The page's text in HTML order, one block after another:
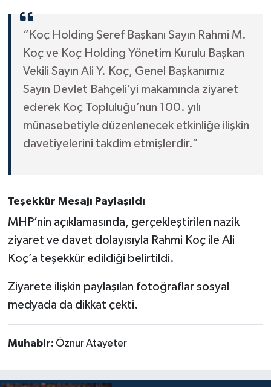
“Koç Holding Şeref Başkanı Sayın Rahmi M.
Koç ve Koç Holding Yönetim Kurulu Başkan
Vekili Sayın Ali Y. Koç, Genel Başkanımız
Sayın Devlet Bahçeli’yi makamında ziyaret
ederek Koç Topluluğu’nun 100. yılı
münasebetiyle düzenlenecek etkinliğe ilişkin
davetiyelerini takdim etmişlerdir.”
Teşekkür Mesajı Paylaşıldı
MHP’nin açıklamasında, gerçekleştirilen nazik
ziyaret ve davet dolayısıyla Rahmi Koç ile Ali
Koç’a teşekkür edildiği belirtildi.
Ziyarete ilişkin paylaşılan fotoğraflar sosyal
medyada da dikkat çekti.
Muhabir: Öznur Atayeter